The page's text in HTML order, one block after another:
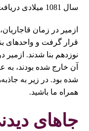
سال 1081 میلادی دریافت کردند، آن را اسمیر ترکی نام نهادند.
ازمیر در زمان
قرار گرفت و واحدهای
آن خارج شده بودند، به
شده بود. در زیر به
همراه ما باشید.
جاهای